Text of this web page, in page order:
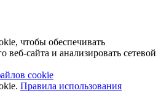
чтобы обеспечивать
веб-сайта и анализировать сетевой
cookie
Правила использования